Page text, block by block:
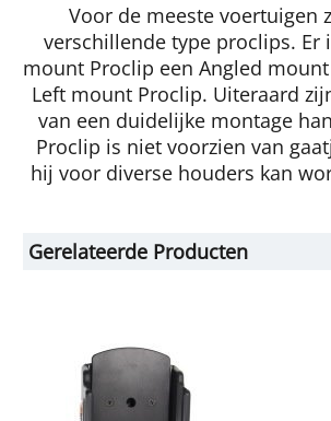
Voor de meeste voertuigen
verschillende type proclips. Er
mount Proclip een Angled
Left mount Proclip. Uiteraard
van een duidelijke montage
Proclip is niet voorzien van
hij voor diverse houders kan
Gerelateerde Producten